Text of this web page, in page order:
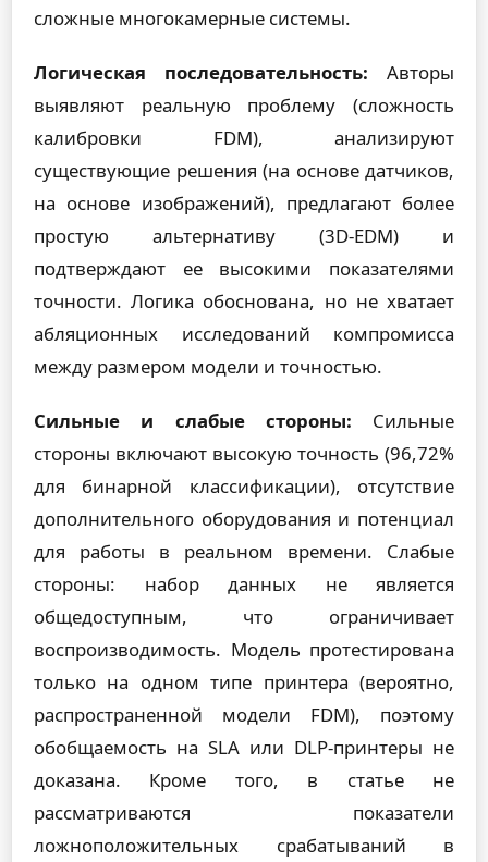
сложные многокамерные системы.
Логическая последовательность: Авторы
выявляют реальную проблему (сложность
калибровки FDM), анализируют
существующие решения (на основе датчиков,
на основе изображений), предлагают более
простую альтернативу (3D-EDM) и
подтверждают ее высокими показателями
точности. Логика обоснована, но не хватает
абляционных исследований компромисса
между размером модели и точностью.
Сильные и слабые стороны: Сильные
стороны включают высокую точность (96,72%
для бинарной классификации), отсутствие
дополнительного оборудования и потенциал
для работы в реальном времени. Слабые
стороны: набор данных не является
общедоступным, что ограничивает
воспроизводимость. Модель протестирована
только на одном типе принтера (вероятно,
распространенной модели FDM), поэтому
обобщаемость на SLA или DLP-принтеры не
доказана. Кроме того, в статье не
рассматриваются показатели
ложноположительных срабатываний в